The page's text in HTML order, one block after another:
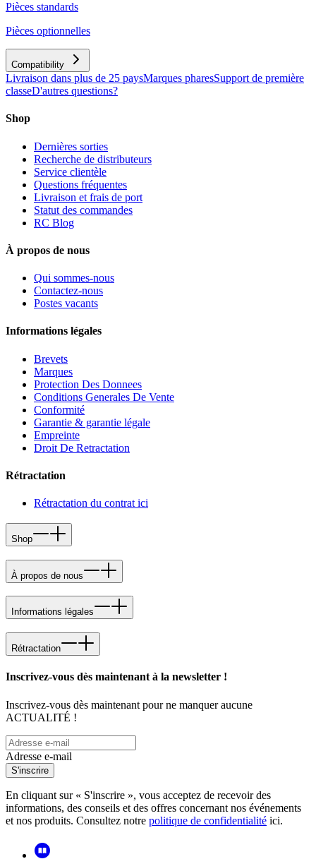
Pièces standards
Pièces optionnelles
Compatibility
Livraison dans plus de 25 paysMarques pharesSupport de première
classeD'autres questions?
Shop
Dernières sorties
Recherche de distributeurs
Service clientèle
Questions fréquentes
Livraison et frais de port
Statut des commandes
RC Blog
À propos de nous
Qui sommes-nous
Contactez-nous
Postes vacants
Informations légales
Brevets
Marques
Protection Des Donnees
Conditions Generales De Vente
Conformité
Garantie & garantie légale
Empreinte
Droit De Retractation
Rétractation
Rétractation du contrat ici
Shop
À propos de nous
Informations légales
Rétractation
Inscrivez-vous dès maintenant à la newsletter !
Inscrivez-vous dès maintenant pour ne manquer aucune
ACTUALITÉ !
Adresse e-mail
S'inscrire
En cliquant sur « S'inscrire », vous acceptez de recevoir des
informations, des conseils et des offres concernant nos événements
et nos produits. Consultez notre politique de confidentialité ici.